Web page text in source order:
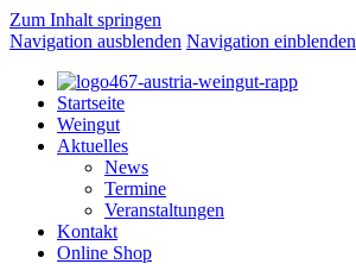
Zum Inhalt springen
Navigation ausblenden Navigation einblenden
Startseite
Weingut
Aktuelles
News
Termine
Veranstaltungen
Kontakt
Online Shop